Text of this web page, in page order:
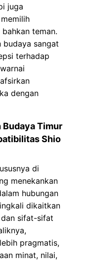
juga
teman.
budaya sangat
terhadap
dengan
Budaya Timur
Shio
di
menekankan
hubungan
dikaitkan
sifat-sifat
pragmatis,
minat, nilai,